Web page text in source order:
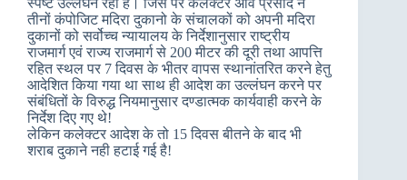
स्पष्ट उल्लंघन रहा है। जिस पर कलेक्टर अवि प्रसाद ने
तीनों कंपोजिट मदिरा दुकानो के संचालकों को अपनी मदिरा
दुकानों को सर्वोच्च न्यायालय के निर्देशानुसार राष्ट्रीय
राजमार्ग एवं राज्य राजमार्ग से 200 मीटर की दूरी तथा आपत्ति
रहित स्थल पर 7 दिवस के भीतर वापस स्थानांतरित करने हेतु
आदेशित किया गया था साथ ही आदेश का उल्लंघन करने पर
संबंधितों के विरुद्ध नियमानुसार दण्डात्मक कार्यवाही करने के
निर्देश दिए गए थे!
लेकिन कलेक्टर आदेश के तो 15 दिवस बीतने के बाद भी
शराब दुकाने नही हटाई गई है!